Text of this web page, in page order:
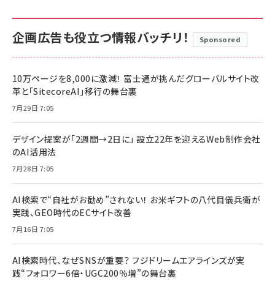
企画広告も役立つ情報バッチリ！ Sponsored
10万ページを8,000に激減！ 富士通が挑んだグローバルサイト改
革と「SitecoreAI」移行の舞台裏
7月29日 7:05
デザイン提案が「2週間→2日に」 設立22年を迎えるWeb制作会社
のAI活用法
7月28日 7:05
AI検索で“自社がお勧め”されない！ お米ギフトの八代目儀兵衛が
実践、GEO時代のECサイト改善
7月16日 7:05
AI検索時代、なぜSNSが重要？ フジドリームエアラインズが実
践“フォロワー6倍・UGC200％増”の舞台裏